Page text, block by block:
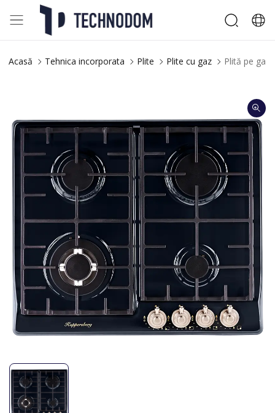
Acasă Tehnica incorporata Plite Plite cu gaz Plită pe gaz